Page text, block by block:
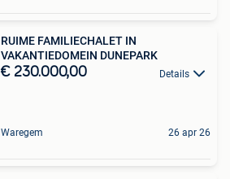
RUIME FAMILIECHALET IN
VAKANTIEDOMEIN DUNEPARK
€ 230.000,00 Details
Waregem 26 apr 26